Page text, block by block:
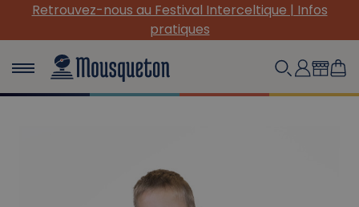
Retrouvez-nous au Festival Interceltique | Infos
pratiques